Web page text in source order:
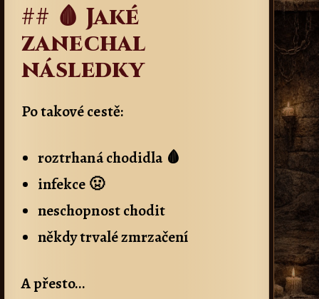
## 🩸 Jaké
zanechal
následky
Po takové cestě:
roztrhaná chodidla 🩸
infekce 🤢
neschopnost chodit
někdy trvalé zmrzačení
A přesto…